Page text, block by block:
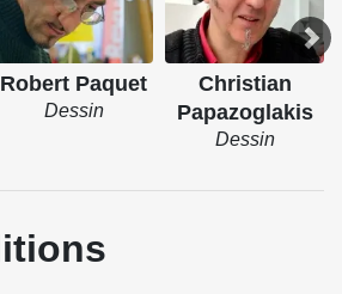
Robert Paquet
Dessin
Christian
Papazoglakis
Dessin